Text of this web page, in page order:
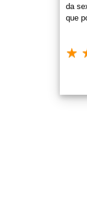
da
que